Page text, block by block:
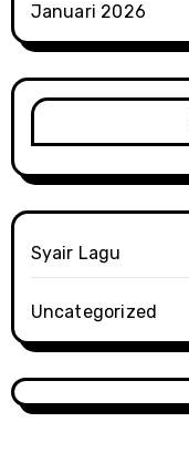
Januari 2026
Syair Lagu
Uncategorized